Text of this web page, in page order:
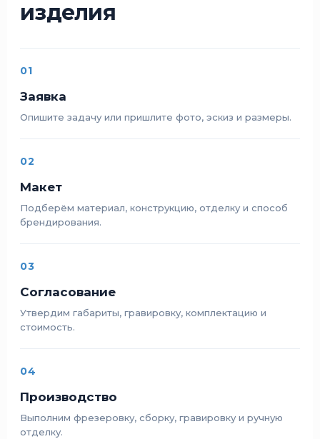
изделия
01
Заявка
Опишите задачу или пришлите фото, эскиз и размеры.
02
Макет
Подберём материал, конструкцию, отделку и способ
брендирования.
03
Согласование
Утвердим габариты, гравировку, комплектацию и
стоимость.
04
Производство
Выполним фрезеровку, сборку, гравировку и ручную
отделку.